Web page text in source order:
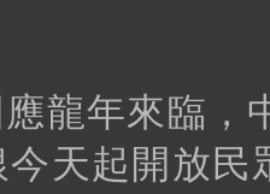
應龍年來臨，
天起開放